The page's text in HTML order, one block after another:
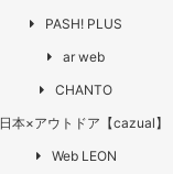
PASH! PLUS
ar web
CHANTO
日本×アウトドア【cazual】
Web LEON